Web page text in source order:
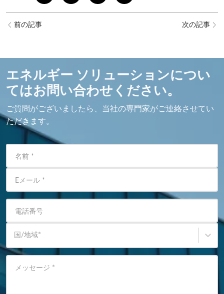
前の記事 次の記事
エネルギー ソリューションについ
てはお問い合わせください。
ご質問がございましたら、当社の専門家がご連絡させてい
ただきます。
名前 *
Eメール *
電話番号
国/地域*
メッセージ *